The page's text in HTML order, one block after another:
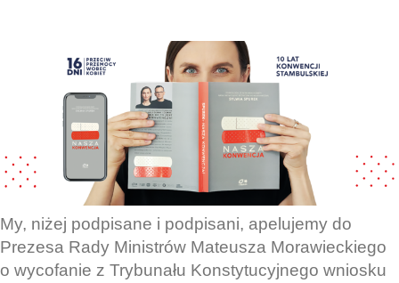
My, niżej podpisane i podpisani, apelujemy do
Prezesa Rady Ministrów Mateusza Morawieckiego
o wycofanie z Trybunału Konstytucyjnego wniosku